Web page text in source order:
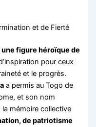
et de Fierté
une figure héroïque de
pour ceux
et le progrès.
a permis au Togo de
et son nom
la mémoire collective
de patriotisme